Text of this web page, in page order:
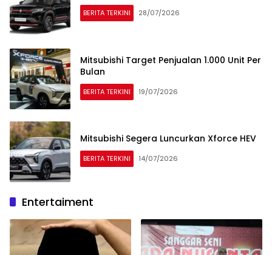
BERITA TERKINI 28/07/2026
Mitsubishi Target Penjualan 1.000 Unit Per
Bulan
BERITA TERKINI 19/07/2026
Mitsubishi Segera Luncurkan Xforce HEV
BERITA TERKINI 14/07/2026
Entertaiment